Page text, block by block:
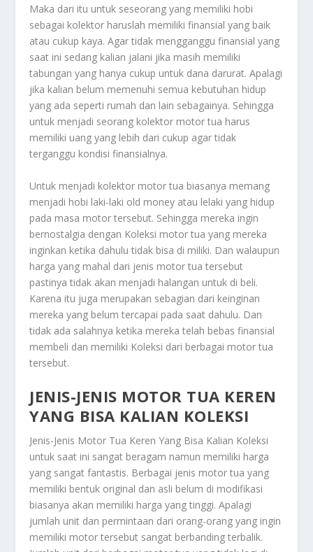
Maka dari itu untuk seseorang yang memiliki hobi
sebagai kolektor haruslah memiliki finansial yang baik
atau cukup kaya. Agar tidak mengganggu finansial yang
saat ini sedang kalian jalani jika masih memiliki
tabungan yang hanya cukup untuk dana darurat. Apalagi
jika kalian belum memenuhi semua kebutuhan hidup
yang ada seperti rumah dan lain sebagainya. Sehingga
untuk menjadi seorang kolektor motor tua harus
memiliki uang yang lebih dari cukup agar tidak
terganggu kondisi finansialnya.
Untuk menjadi kolektor motor tua biasanya memang
menjadi hobi laki-laki old money atau lelaki yang hidup
pada masa motor tersebut. Sehingga mereka ingin
bernostalgia dengan Koleksi motor tua yang mereka
inginkan ketika dahulu tidak bisa di miliki. Dan walaupun
harga yang mahal dari jenis motor tua tersebut
pastinya tidak akan menjadi halangan untuk di beli.
Karena itu juga merupakan sebagian dari keinginan
mereka yang belum tercapai pada saat dahulu. Dan
tidak ada salahnya ketika mereka telah bebas finansial
membeli dan memiliki Koleksi dari berbagai motor tua
tersebut.
JENIS-JENIS MOTOR TUA KEREN
YANG BISA KALIAN KOLEKSI
Jenis-Jenis Motor Tua Keren Yang Bisa Kalian Koleksi
untuk saat ini sangat beragam namun memiliki harga
yang sangat fantastis. Berbagai jenis motor tua yang
memiliki bentuk original dan asli belum di modifikasi
biasanya akan memiliki harga yang tinggi. Apalagi
jumlah unit dan permintaan dari orang-orang yang ingin
memiliki motor tersebut sangat berbanding terbalik.